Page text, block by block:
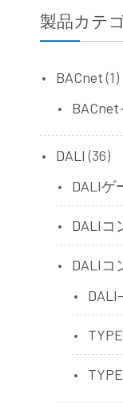
製品カテ
BACnet (1)
DALI (36)
DALIゲ
DALIコ
DALIコ